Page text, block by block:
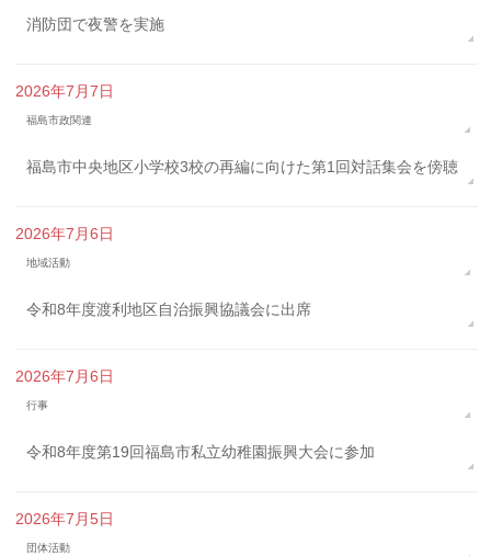
消防団で夜警を実施
2026年7月7日
福島市政関連
福島市中央地区小学校3校の再編に向けた第1回対話集会を傍聴
2026年7月6日
地域活動
令和8年度渡利地区自治振興協議会に出席
2026年7月6日
行事
令和8年度第19回福島市私立幼稚園振興大会に参加
2026年7月5日
団体活動